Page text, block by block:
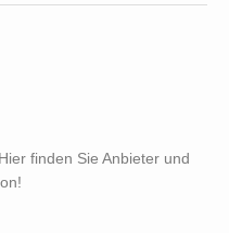
finden Sie Anbieter und